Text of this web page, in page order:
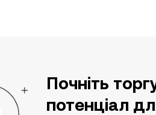
Почніть
потенціал